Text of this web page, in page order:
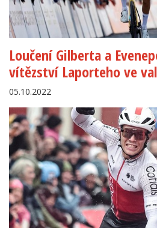
Loučení Gilberta a
vítězství Laporteho ve
05.10.2022